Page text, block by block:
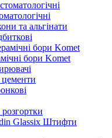
та альгінати
бори Komet
цементи
Штифти